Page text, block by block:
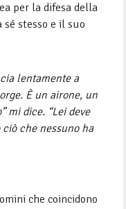
per la difesa della
stesso e il suo
lentamente a
È un airone, un
mi dice. “Lei deve
che nessuno ha
che coincidono